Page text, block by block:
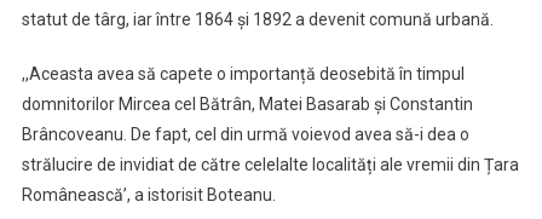
statut de târg, iar între 1864 și 1892 a devenit comună urbană.
,,Aceasta avea să capete o importanță deosebită în timpul
domnitorilor Mircea cel Bătrân, Matei Basarab și Constantin
Brâncoveanu. De fapt, cel din urmă voievod avea să-i dea o
strălucire de invidiat de către celelalte localități ale vremii din Țara
Românească’, a istorisit Boteanu.